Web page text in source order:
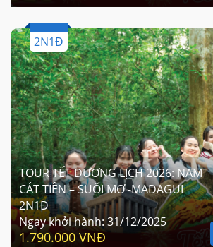
2N1Đ
TOUR TẾT DƯƠNG LỊCH 2026: NAM
CÁT TIÊN – SUỐI MƠ -MADAGUI
2N1Đ
Ngay khởi hành:31/12/2025
1.790.000 VNĐ